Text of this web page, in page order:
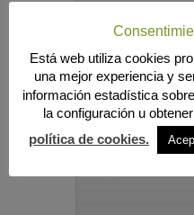
9:00 pm
10:00 pm
Está web utiliza cookies
una mejor experiencia y
información estadística
la configuración u
política de cookies.